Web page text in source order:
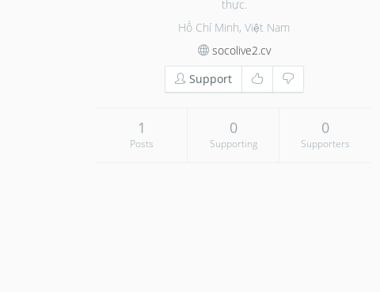
thực.
Hồ Chí Minh, Việt Nam
socolive2.cv
Support
1
Posts
0
Supporting
0
Supporters